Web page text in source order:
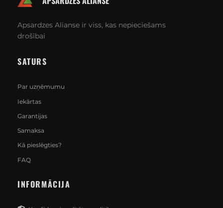
Apsardzes Alianse ir viss, kas nepieciešams
drošībai
SATURS
Par uzņēmumu
Iekārtas
Garantijas
Samaksa
Kā pieslēgties?
FAQ
INFORMĀCIJA